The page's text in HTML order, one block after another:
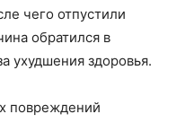
чего отпустили
обратился в
ухудшения здоровья.
повреждений